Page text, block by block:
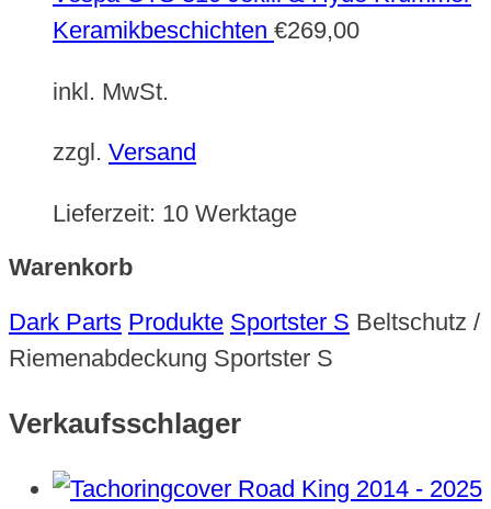
Keramikbeschichten €269,00
inkl. MwSt.
zzgl. Versand
Lieferzeit: 10 Werktage
Warenkorb
Dark Parts Produkte Sportster S Beltschutz /
Riemenabdeckung Sportster S
Verkaufsschlager